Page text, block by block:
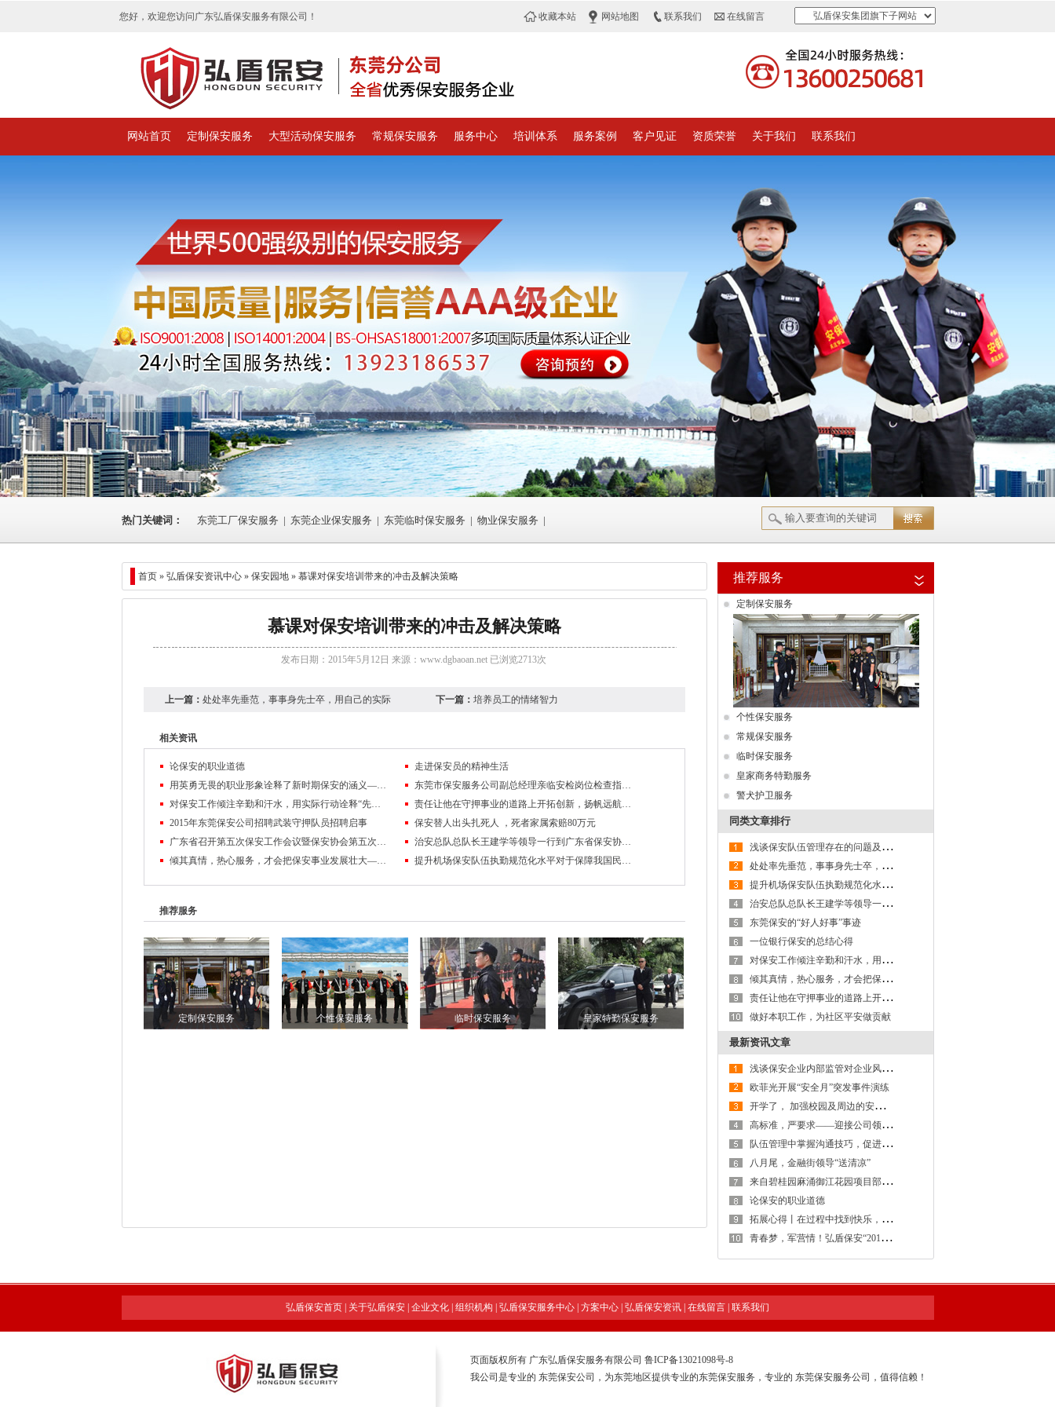
您好，欢迎您访问广东弘盾保安服务有限公司！ 收藏本站 网站地图 联系我们 在线留言 弘盾保安集团旗下子网站
网站首页 定制保安服务 大型活动保安服务 常规保安服务 服务中心 培训体系 服务案例 客户见证 资质荣誉 关于我们 联系我们
热门关键词： 东莞工厂保安服务 | 东莞企业保安服务 | 东莞临时保安服务 | 物业保安服务 |
首页 » 弘盾保安资讯中心» 保安园地 » 慕课对保安培训带来的冲击及解决策略
慕课对保安培训带来的冲击及解决策略
发布日期：2015年5月12日 来源：www.dgbaoan.net 已浏览2713次
上一篇：处处率先垂范，事事身先士卒，用自己的实际 下一篇：培养员工的情绪智力
相关资讯
论保安的职业道德
走进保安员的精神生活
用英勇无畏的职业形象诠释了新时期保安的涵义——记东莞市保安服务公司保安员黄麒麟
东莞市保安服务公司副总经理亲临安检岗位检查指导安检勤务工作
对保安工作倾注辛勤和汗水，用实际行动诠释“先锋”的含义
责任让他在守押事业的道路上开拓创新，扬帆远航——记东莞粤保保安公司副主任
2015年东莞保安公司招聘武装守押队员招聘启事
保安替人出头扎死人 ，死者家属索赔80万元
广东省召开第五次保安工作会议暨保安协会第五次会员代表大会
治安总队总队长王建学等领导一行到广东省保安协会检查指导工作
倾其真情，热心服务，才会把保安事业发展壮大——东莞保安公司队伍管理纪实
提升机场保安队伍执勤规范化水平对于保障我国民航客运安全具有重要的现实意义
推荐服务
定制保安服务 个性保安服务 临时保安服务 皇家特勤保安服务
推荐服务
定制保安服务
个性保安服务
常规保安服务
临时保安服务
皇家商务特勤服务
警犬护卫服务
同类文章排行
浅
谈保安队伍管理存在的问题及处理对策
处
处率先垂范，事事身先士卒，用自己的实际行动诠释了一名基层管理者的风采——记东莞保安公司保安员黄俊
提
升机场保安队伍执勤规范化水平对于保障我国民航客运安全具有重要的现实意义
治
安总队总队长王建学等领导一行到广东省保安协会检查指导工作
东莞保安的“好人好事”事迹
一位银行保安的总结心得
对
保安工作倾注辛勤和汗水，用实际行动诠释“先锋”的含义
倾
其真情，热心服务，才会把保安事业发展壮大——东莞保安公司队伍管理纪实
责
任让他在守押事业的道路上开拓创新，扬帆远航——记东莞粤保保安公司副主任
做好本职工作，为社区平安做贡献
最新资讯文章
浅
谈保安企业内部监管对企业风险防控的重要性
欧菲光开展“安全月”突发事件演练
开
学了， 加强校园及周边的安全防范工作，创建安全稳定的校园及周边环境
高
标准，严要求——迎接公司领导检查工作
队
伍管理中掌握沟通技巧，促进保安工作和谐稳定发展
八月尾，金融街领导“送清凉”
来
自碧桂园麻涌御江花园项目部感谢信
论保安的职业道德
拓
展心得丨在过程中找到快乐，在感悟中得到提升
青
春梦，军营情！弘盾保安“2018年度骨干拓展训练暨管理专项培训工作会议”全程回顾
弘盾保安首页 关于弘盾保安 企业文化 组织机构 弘盾保安服务中心 方案中心 弘盾保安资讯 在线留言 联系我们
页面版权所有 广东弘盾保安服务有限公司 鲁ICP备13021098号-8
我公司是专业的 东莞保安公司 ，为东莞地区提供专业的东莞保安服务，专业的 东莞保安服务公司 ，值得信赖！